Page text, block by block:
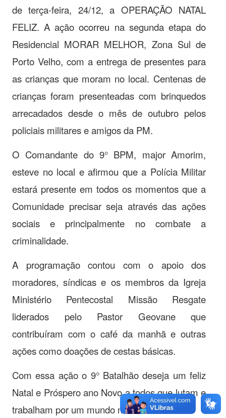
de terça-feira, 24/12, a OPERAÇÃO NATAL
FELIZ. A ação ocorreu na segunda etapa do
Residencial MORAR MELHOR, Zona Sul de
Porto Velho, com a entrega de presentes para
as crianças que moram no local. Centenas de
crianças foram presenteadas com brinquedos
arrecadados desde o mês de outubro pelos
policiais militares e amigos da PM.
O Comandante do 9° BPM, major Amorim,
esteve no local e afirmou que a Polícia Militar
estará presente em todos os momentos que a
Comunidade precisar seja através das ações
sociais e principalmente no combate a
criminalidade.
A programação contou com o apoio dos
moradores, síndicas e os membros da Igreja
Ministério Pentecostal Missão Resgate
liderados pelo Pastor Geovane que
contribuíram com o café da manhã e outras
ações como doações de cestas básicas.
Com essa ação o 9° Batalhão deseja um feliz
Natal e Próspero ano Novo a todos que lutam e
trabalham por um mundo melhor.